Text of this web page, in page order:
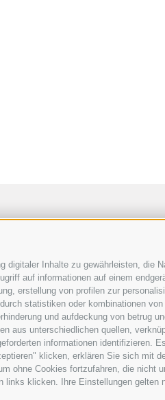
Inhalte zu gewährleisten, die
auf informationen auf einem
erstellung von profilen zur
statistiken oder kombinationen
und aufdeckung von betrug
aus unterschiedlichen quellen,
informationen identifizieren.
klicken, erklären Sie sich mit
ohne Cookies fortzufahren, die nicht
klicken. Ihre Einstellungen gelten